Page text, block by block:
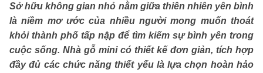
Sở hữu không gian nhỏ nằm giữa thiên nhiên yên bình
là niềm mơ ước của nhiều người mong muốn thoát
khỏi thành phố tấp nập để tìm kiếm sự bình yên trong
cuộc sống. Nhà gỗ mini có thiết kế đơn giản, tích hợp
đầy đủ các chức năng thiết yếu là lựa chọn hoàn hảo